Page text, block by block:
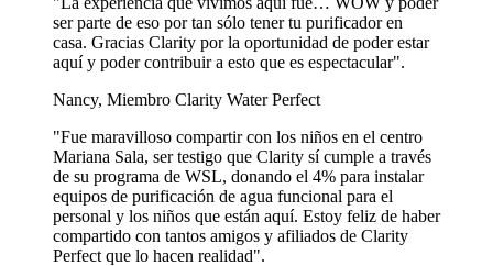
ser parte de eso por tan sólo tener tu purificador en
casa. Gracias Clarity por la oportunidad de poder estar
aquí y poder contribuir a esto que es espectacular".
Nancy, Miembro Clarity Water Perfect
"Fue maravilloso compartir con los niños en el centro
Mariana Sala, ser testigo que Clarity sí cumple a través
de su programa de WSL, donando el 4% para instalar
equipos de purificación de agua funcional para el
personal y los niños que están aquí. Estoy feliz de haber
compartido con tantos amigos y afiliados de Clarity
Perfect que lo hacen realidad".